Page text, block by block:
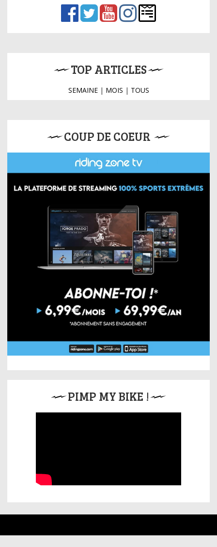
TOP ARTICLES
SEMAINE| MOIS | TOUS
COUP DE COEUR
PIMP MY BIKE !